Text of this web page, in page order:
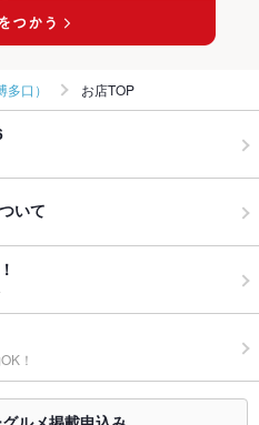
口） お店TOP
いて
！